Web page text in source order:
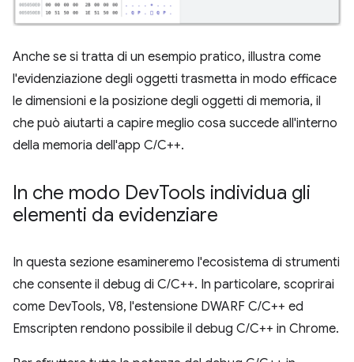
Anche se si tratta di un esempio pratico, illustra come
l'evidenziazione degli oggetti trasmetta in modo efficace
le dimensioni e la posizione degli oggetti di memoria, il
che può aiutarti a capire meglio cosa succede all'interno
della memoria dell'app C/C++.
In che modo DevTools individua gli
elementi da evidenziare
In questa sezione esamineremo l'ecosistema di strumenti
che consente il debug di C/C++. In particolare, scoprirai
come DevTools, V8, l'estensione DWARF C/C++ ed
Emscripten rendono possibile il debug C/C++ in Chrome.